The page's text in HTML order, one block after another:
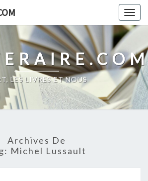
LES LIVRES ET NOUS
Archives De
Michel Lussault